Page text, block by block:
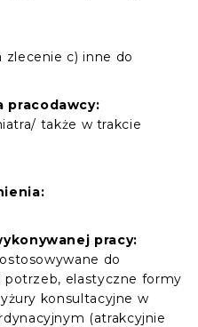
zlecenie c) inne do
pracodawcy:
także w trakcie
pracy:
do
potrzeb, elastyczne formy
konsultacyjne w
(atrakcyjnie